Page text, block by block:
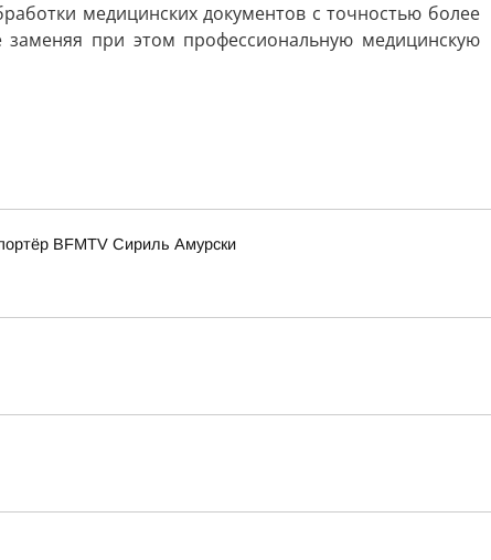
медицинских документов с точностью более
при этом профессиональную медицинскую
BFMTV Сириль Амурски